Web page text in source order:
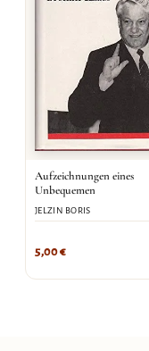
Aufzeichnungen eines
Unbequemen
JELZIN BORIS
5,00€